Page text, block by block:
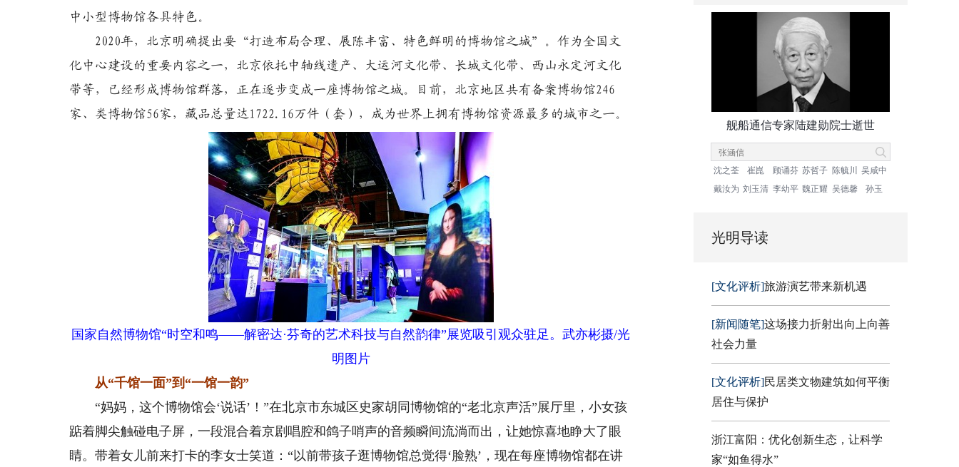
中小型博物馆各具特色。
2020年，北京明确提出要“打造布局合理、展陈丰富、特色鲜明的博物馆之城”。作为全国文
化中心建设的重要内容之一，北京依托中轴线遗产、大运河文化带、长城文化带、西山永定河文化
带等，已经形成博物馆群落，正在逐步变成一座博物馆之城。目前，北京地区共有备案博物馆246
家、类博物馆56家，藏品总量达1722.16万件（套），成为世界上拥有博物馆资源最多的城市之一。
国家自然博物馆“时空和鸣——解密达·芬奇的艺术科技与自然韵律”展览吸引观众驻足。武亦彬摄/光
明图片
从“千馆一面”到“一馆一韵”
“妈妈，这个博物馆会‘说话’！”在北京市东城区史家胡同博物馆的“老北京声活”展厅里，小女孩
踮着脚尖触碰电子屏，一段混合着京剧唱腔和鸽子哨声的音频瞬间流淌而出，让她惊喜地睁大了眼
睛。带着女儿前来打卡的李女士笑道：“以前带孩子逛博物馆总觉得‘脸熟’，现在每座博物馆都在讲
舰船通信专家陆建勋院士逝世
沈之荃 崔崑 顾诵芬 苏哲子 陈毓川
吴咸中
戴汝为 刘玉清 李幼平 魏正耀 吴德馨 孙玉
光明导读
[文化评析]旅游演艺带来新机遇
[新闻随笔]这场接力折射出向上向善
社会力量
[文化评析]民居类文物建筑如何平衡
居住与保护
浙江富阳：优化创新生态，让科学
家“如鱼得水”